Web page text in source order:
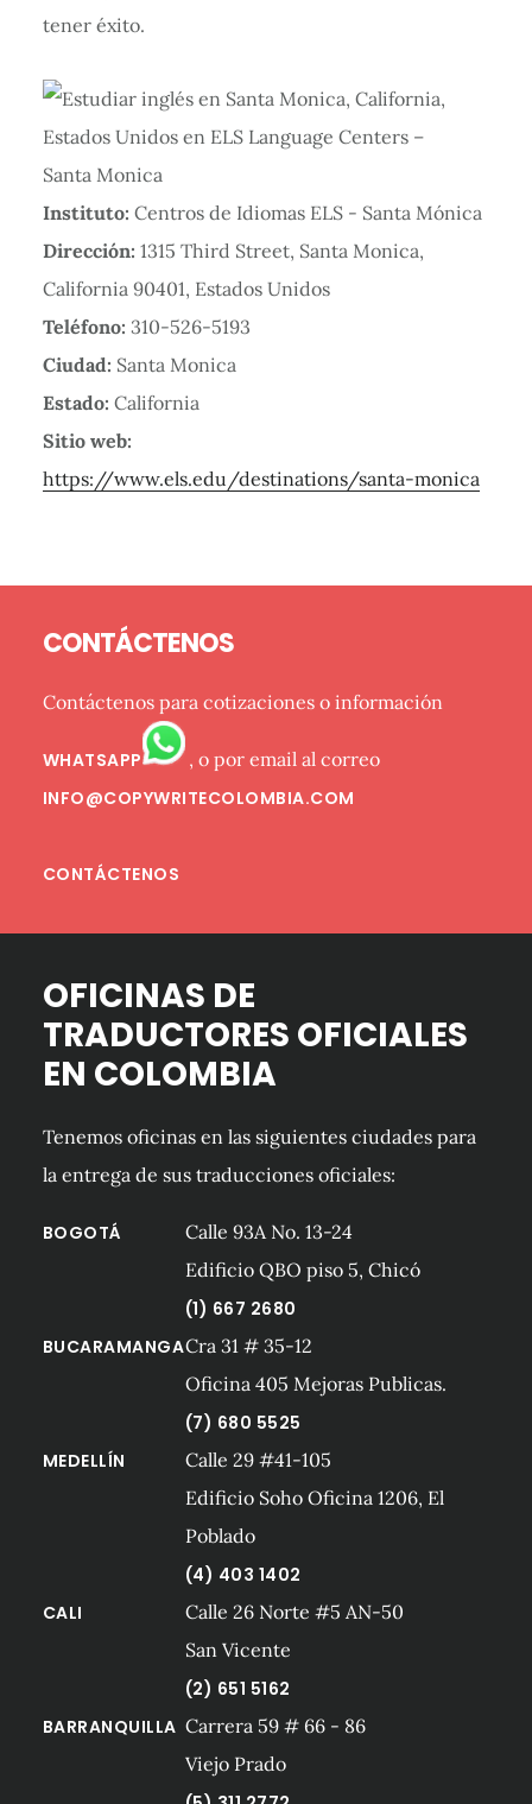
tener éxito.
Instituto: Centros de Idiomas ELS - Santa Mónica
Dirección: 1315 Third Street, Santa Monica,
California 90401, Estados Unidos
Teléfono: 310-526-5193
Ciudad: Santa Monica
Estado: California
Sitio web:
https://www.els.edu/destinations/santa-monica
Barra
lateral
CONTÁCTENOS
Contáctenos para cotizaciones o información
WHATSAPP
, o por email al correo
INFO@COPYWRITECOLOMBIA.COM
CONTÁCTENOS
OFICINAS DE
TRADUCTORES OFICIALES
EN COLOMBIA
Tenemos oficinas en las siguientes ciudades para
la entrega de sus traducciones oficiales:
BOGOTÁ
Calle 93A No. 13-24
Edificio QBO piso 5, Chicó
(1) 667 2680
BUCARAMANGACra 31 # 35-12
Oficina 405 Mejoras Publicas.
(7) 680 5525
MEDELLÍN
Calle 29 #41-105
Edificio Soho Oficina 1206, El
Poblado
(4) 403 1402
CALI
Calle 26 Norte #5 AN-50
San Vicente
(2) 651 5162
BARRANQUILLA Carrera 59 # 66 - 86
Viejo Prado